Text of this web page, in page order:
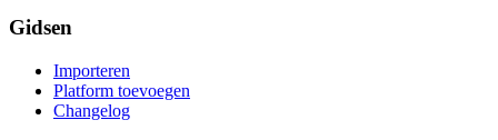
Gidsen
Importeren
Platform toevoegen
Changelog